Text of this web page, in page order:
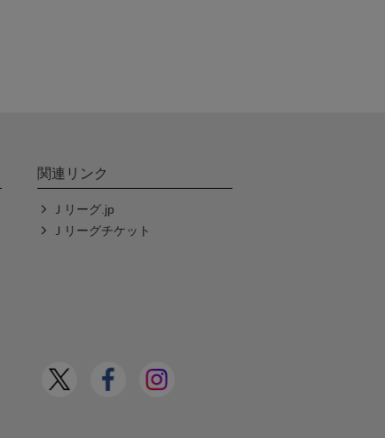
関連リンク
Ｊリーグ.jp
Ｊリーグチケット